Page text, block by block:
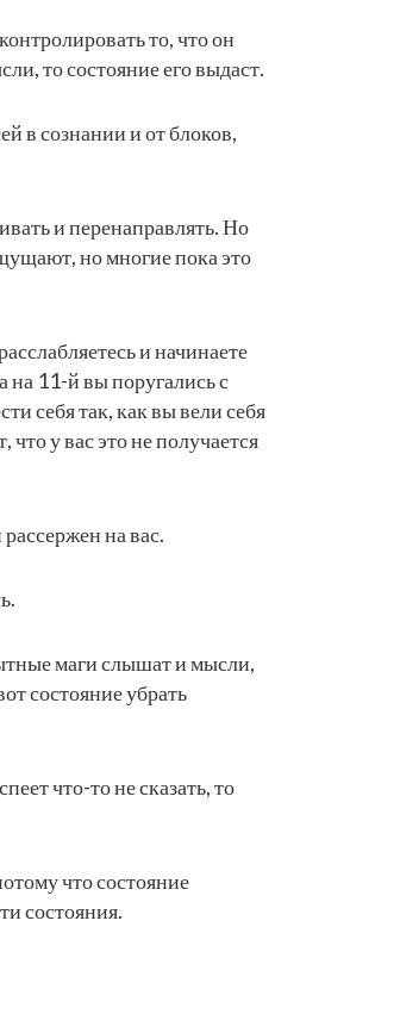
то, что он
то состояние его выдаст.
в сознании и от блоков,
и перенаправлять. Но
но многие пока это
и начинаете
на 11-й вы поругались с
себя так, как вы вели себя
у вас это не получается
на вас.
маги слышат и мысли,
состояние убрать
что-то не сказать, то
что состояние
состояния.